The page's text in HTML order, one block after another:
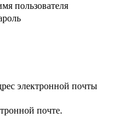
пользователя
электронной почты
почте.